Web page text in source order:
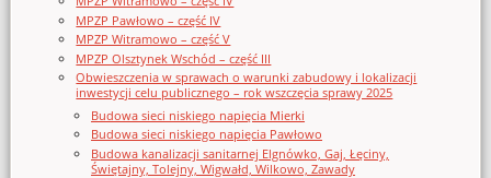
MPZP Pawłowo – część IV
MPZP Witramowo – część V
MPZP Olsztynek Wschód – część III
Obwieszczenia w sprawach o warunki zabudowy i lokalizacji
inwestycji celu publicznego – rok wszczęcia sprawy 2025
Budowa sieci niskiego napięcia Mierki
Budowa sieci niskiego napięcia Pawłowo
Budowa kanalizacji sanitarnej Elgnówko, Gaj, Łęciny,
Świętajny, Tolejny, Wigwałd, Wilkowo, Zawady